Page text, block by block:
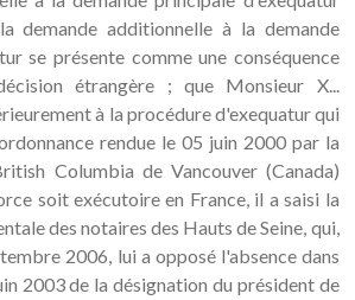
demande additionnelle à la demande
se présente comme une conséquence
étrangère ; que Monsieur X...
à la procédure d'exequatur qui
rendue le 05 juin 2000 par la
Columbia de Vancouver (Canada)
soit exécutoire en France, il a saisi la
des notaires des Hauts de Seine, qui,
2006, lui a opposé l'absence dans
2003 de la désignation du président de